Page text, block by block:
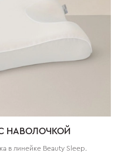
НАВОЛОЧКОЙ
в линейке Beauty Sleep.